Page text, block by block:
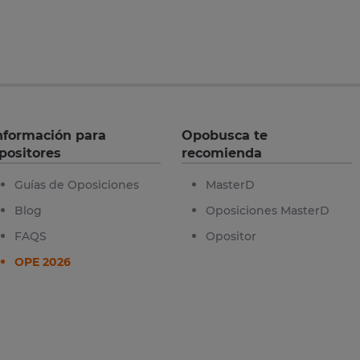
para
Guías de Oposiciones
Blog
FAQS
OPE 2026
Opobusca te
recomienda
MasterD
Oposiciones MasterD
Opositor